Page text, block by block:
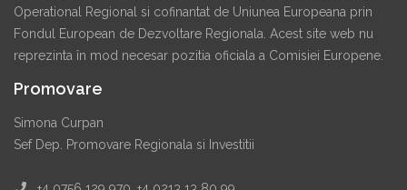
Operational Regional si cofinantat de Uniunea Europeana prin
Fondul European de Dezvoltare Regionala. Acest site web nu
reprezinta în mod necesar pozitia oficiala a Comisiei Europene.
Promovare
Simona Curpan
Sef Dep. Promovare Regionala si Investitii